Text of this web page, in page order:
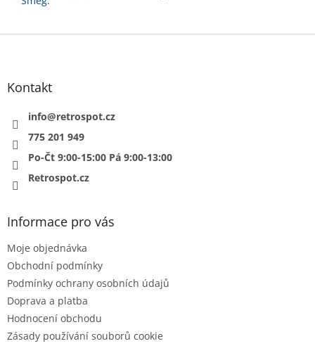
Z
Kontakt
info@retrospot.cz
775 201 949
Po-Čt 9:00-15:00 Pá 9:00-13:00
Retrospot.cz
Informace pro vás
Moje objednávka
Obchodní podmínky
Podmínky ochrany osobních údajů
Doprava a platba
Hodnocení obchodu
Zásady používání souborů cookie